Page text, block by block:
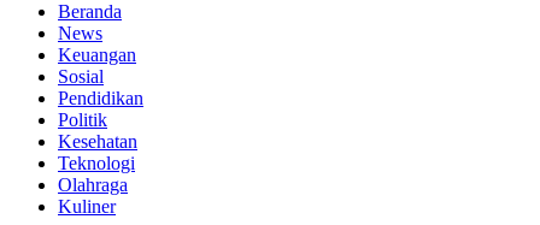
Beranda
News
Keuangan
Sosial
Pendidikan
Politik
Kesehatan
Teknologi
Olahraga
Kuliner